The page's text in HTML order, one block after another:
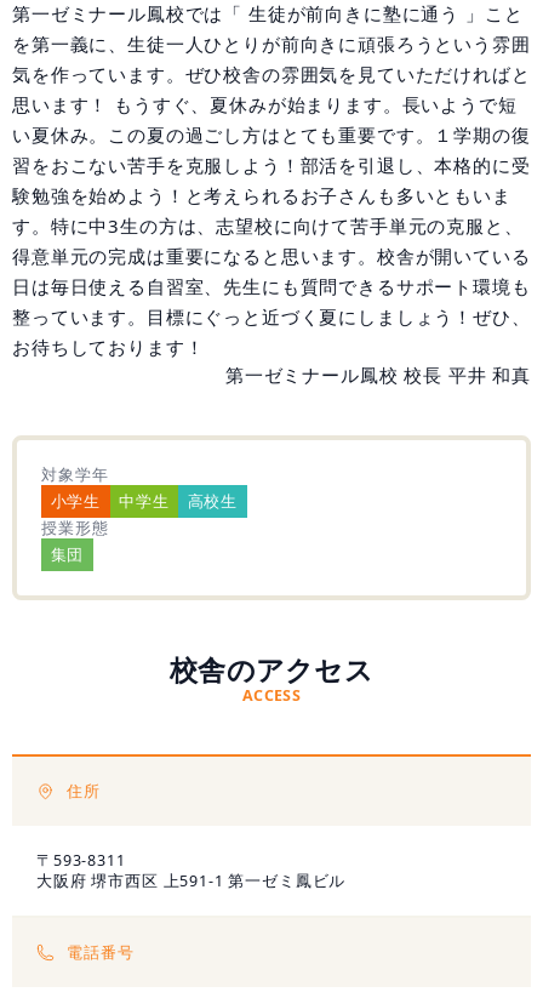
初めての塾選び
よくあるご質問
0120-4119-01
受付時間 10:00～19:00
無料体験
第一ゼミナール鳳校では「 生徒が前向きに塾に通う 」こと
を第一義に、生徒一人ひとりが前向きに頑張ろうという雰囲
気を作っています。ぜひ校舎の雰囲気を見ていただければと
思います！ もうすぐ、夏休みが始まります。長いようで短
い夏休み。この夏の過ごし方はとても重要です。１学期の復
習をおこない苦手を克服しよう！部活を引退し、本格的に受
験勉強を始めよう！と考えられるお子さんも多いともいま
す。特に中3生の方は、志望校に向けて苦手単元の克服と、
得意単元の完成は重要になると思います。校舎が開いている
日は毎日使える自習室、先生にも質問できるサポート環境も
整っています。目標にぐっと近づく夏にしましょう！ぜひ、
お待ちしております！
第一ゼミナール鳳校 校長 平井 和真
対象学年
小学生
中学生
高校生
授業形態
集団
校舎のアクセス
ACCESS
住所
〒593-8311
大阪府 堺市西区 上591-1 第一ゼミ鳳ビル
電話番号